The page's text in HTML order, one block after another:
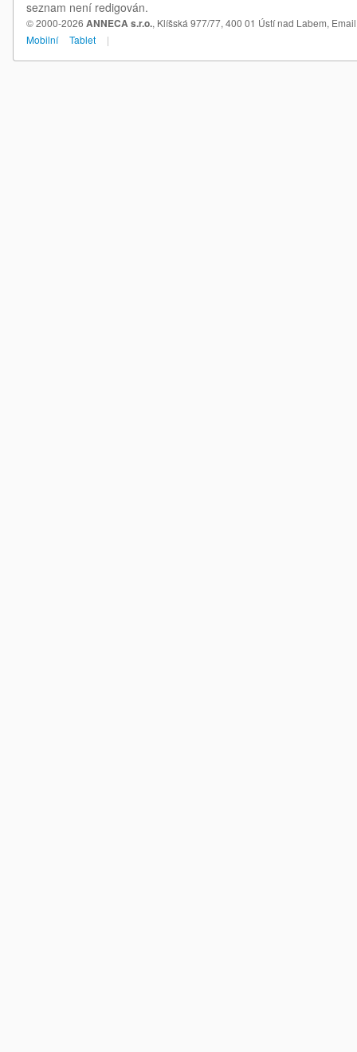
seznam není redigován.
© 2000-2026 ANNECA s.r.o., Klíšská 977/77, 400 01 Ústí nad Labem,
Mobilní
Tablet |